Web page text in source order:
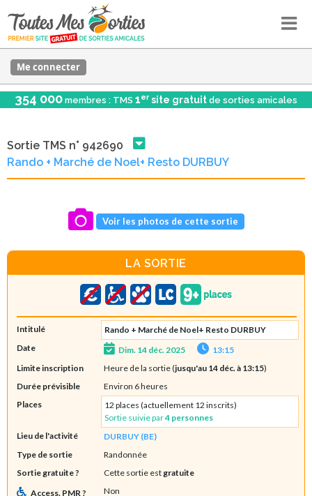
Me connecter
354 000 membres : TMS 1er site gratuit de sorties amicales
Sortie TMS n° 942690
Rando + Marché de Noel+ Resto DURBUY
Voir les photos de cette sortie
LA SORTIE
Intitulé
Rando + Marché de Noel+ Resto DURBUY
Date
Dim. 14 déc. 2025
13:15
Limite inscription
Heure de la sortie (jusqu'au 14 déc. à 13:15)
Durée prévisible
Environ 6 heures
Places
12 places (actuellement 12 inscrits)
Sortie suivie par4 personnes
Lieu de l'activité
DURBUY (BE)
Type de sortie
Randonnée
Sortie gratuite ?
Cette sortie est gratuite
Access. PMR ?
Non